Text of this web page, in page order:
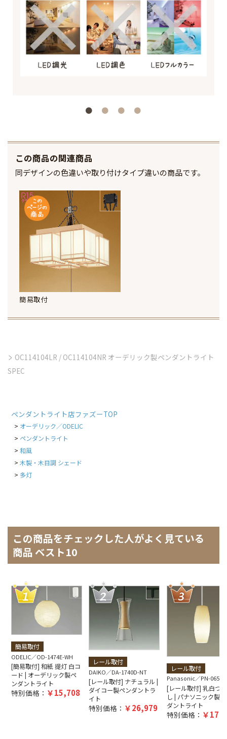
この商品の関連商品
同デザインの色違いや取り付けタイプ違いの商品です。
簡易取付
OC114104LR / OC114104NR オーデリック製ペンダントライト
SPEC
ペンダントライト店ファズーTOP
オーデリック／ODELIC
ペンダントライト
和風
木製・木目調 シェード
多灯
この商品をチェックした人がよく見ている
商品 ベスト10
簡易取付
ODELIC OD-1474E-WH
[簡易取付] 和紙 提灯 白コ
ード | オーデリック製ペ
ンダントライト
特別価格： 15,708
レール取付
DAIKO DA-1740D-NT
[レール取付] ナチュラル |
ダイコー製ペンダントラ
イト
特別価格： 26,979
レール取付
Panasonic PN-
[レール取付] 乳白つ
し | パナソニック製
ダントライト
特別価格：